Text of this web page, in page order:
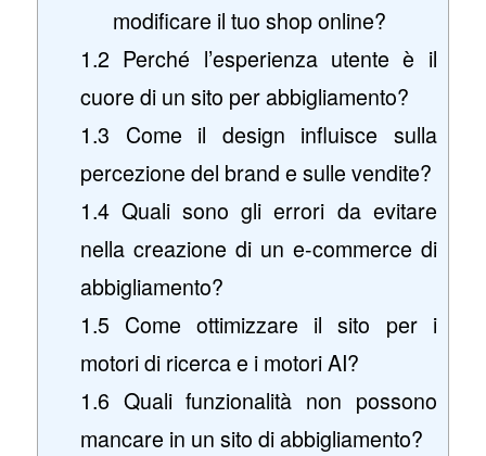
modificare il tuo shop online?
1.2 Perché l’esperienza utente è il
cuore di un sito per abbigliamento?
1.3 Come il design influisce sulla
percezione del brand e sulle vendite?
1.4 Quali sono gli errori da evitare
nella creazione di un e-commerce di
abbigliamento?
1.5 Come ottimizzare il sito per i
motori di ricerca e i motori AI?
1.6 Quali funzionalità non possono
mancare in un sito di abbigliamento?